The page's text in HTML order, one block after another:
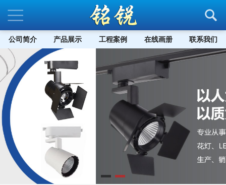
公司简介 产品展示 工程案例 在线画册 联系我们